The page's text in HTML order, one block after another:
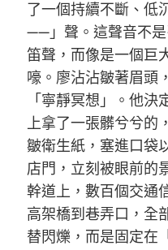
了一個持續不斷、低
——」聲。這聲音不
笛聲，而像是一個巨
嚎。廖沾沾皺著眉頭
「寧靜冥想」。他
上拿了一張髒兮兮的
皺衛生紙，塞進口袋
店門，立刻被眼前的
幹道上，數百個交通
高架橋到巷弄口，全
替閃爍，而是固定在